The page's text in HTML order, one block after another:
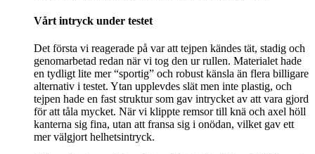
Vårt intryck under testet
Det första vi reagerade på var att tejpen kändes tät, stadig och
genomarbetad redan när vi tog den ur rullen. Materialet hade
en tydligt lite mer “sportig” och robust känsla än flera billigare
alternativ i testet. Ytan upplevdes slät men inte plastig, och
tejpen hade en fast struktur som gav intrycket av att vara gjord
för att tåla mycket. När vi klippte remsor till knä och axel höll
kanterna sig fina, utan att fransa sig i onödan, vilket gav ett
mer välgjort helhetsintryck.